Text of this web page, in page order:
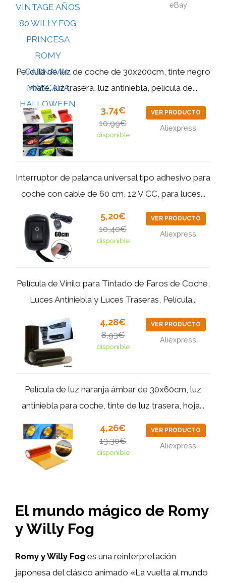
eBay
Película de luz de coche de 30x200cm, tinte negro
mate, luz trasera, luz antiniebla, película de...
3,74€
10,99€
disponible
VER PRODUCTO
Aliexpress
Interruptor de palanca universal tipo adhesivo para
coche con cable de 60 cm, 12 V CC, para luces...
5,20€
10,40€
disponible
VER PRODUCTO
Aliexpress
Película de Vinilo para Tintado de Faros de Coche,
Luces Antiniebla y Luces Traseras, Película...
4,28€
8,93€
disponible
VER PRODUCTO
Aliexpress
Película de luz naranja ámbar de 30x60cm, luz
antiniebla para coche, tinte de luz trasera, hoja...
4,26€
13,30€
disponible
VER PRODUCTO
Aliexpress
El mundo mágico de Romy
y Willy Fog
Romy y Willy Fog es una reinterpretación
japonesa del clásico animado «La vuelta al mundo